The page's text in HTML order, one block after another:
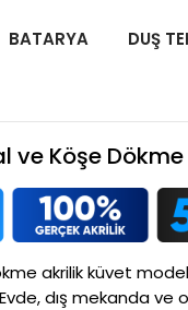
BATARYA DUŞ
ve Köşe
akrilik küvet
dış mekanda ve